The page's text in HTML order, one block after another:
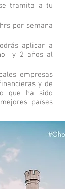
tramita a tu
por semana
aplicar a
y 2 años al
empresas
y de
que ha sido
países